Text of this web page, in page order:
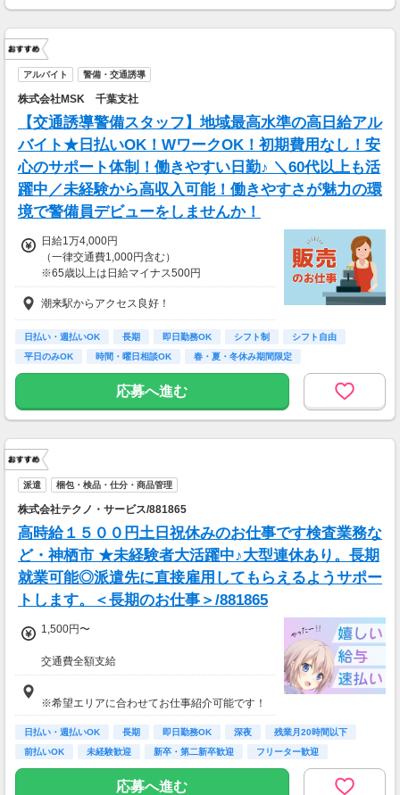
アルバイト 警備・交通誘導
株式会社MSK 千葉支社
【交通誘導警備スタッフ】地域最高水準の高日給アル
バイト★日払いOK！WワークOK！初期費用なし！安
心のサポート体制！働きやすい日勤♪ ＼60代以上も活
躍中／未経験から高収入可能！働きやすさが魅力の環
境で警備員デビューをしませんか！
日給1万4,000円
（一律交通費1,000円含む）
※65歳以上は日給マイナス500円
※70歳以上は日給マイナス2,000円
---
■交通誘導2級以上の資格をお持ちの方は
日給1万4,000円
※65歳以上は日給マイナス500円
※70歳以上は日給マイナス1,000円
★交通誘導2級（以上）として従事した場合
---
■65歳～69歳迄では他の年代と同じ現場でも
安全面・体力面の考慮により比較的低負荷の業
70歳以降では低負荷業務や季節により
相談の上短時間勤務をすることもあるため
給与が上記になる場合がございます。
＜月収例＞
月収28万円可能
（日給1万4,000円×月20日勤務）
潮来駅からアクセス良好！
日払い・週払いOK 長期 即日勤務OK シフト制
シフト自由
平日のみOK
時間・曜日相談OK
春・夏・冬休み期間限定
副業・ＷワークOK
応募へ進む
派遣 梱包・検品・仕分・商品管理
株式会社テクノ・サービス/881865
高時給１５００円土日祝休みのお仕事です検査業務な
ど・神栖市 ★未経験者大活躍中♪大型連休あり。長期
就業可能◎派遣先に直接雇用してもらえるようサポー
トします。＜長期のお仕事＞/881865
1,500円〜
交通費全額支給
即払い制度有
※希望エリアに合わせてお仕事紹介可能です！
日払い・週払いOK 長期 即日勤務OK 深夜
残業月20時間以下
前払いOK
未経験歓迎 新卒・第二新卒歓迎 フリーター歓迎
応募へ進む